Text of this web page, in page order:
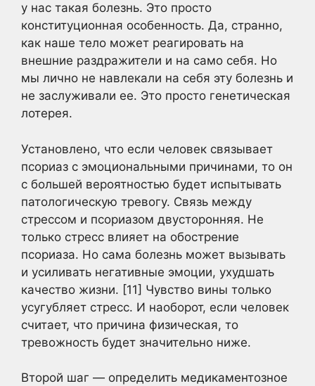
у нас такая болезнь. Это просто
конституционная особенность. Да, странно,
как наше тело может реагировать на
внешние раздражители и на само себя. Но
мы лично не навлекали на себя эту болезнь и
не заслуживали ее. Это просто генетическая
лотерея.
Установлено, что если человек связывает
псориаз с эмоциональными причинами, то он
с большей вероятностью будет испытывать
патологическую тревогу. Связь между
стрессом и псориазом двусторонняя. Не
только стресс влияет на обострение
псориаза. Но сама болезнь может вызывать
и усиливать негативные эмоции, ухудшать
качество жизни. [11] Чувство вины только
усугубляет стресс. И наоборот, если человек
считает, что причина физическая, то
тревожность будет значительно ниже.
Второй шаг — определить медикаментозное